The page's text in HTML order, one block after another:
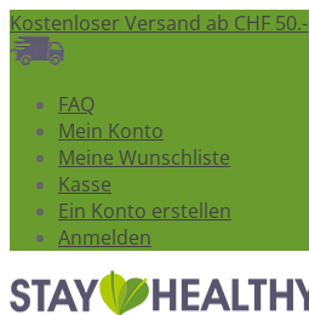
Kostenloser Versand ab CHF 50.-
FAQ
Mein Konto
Meine Wunschliste
Kasse
Ein Konto erstellen
Anmelden